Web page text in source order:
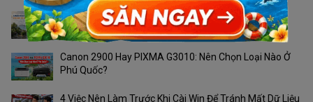
Camera Ngoài Trời Nào Phù Hợp Với Thời Tiết Phú
Quốc?
Canon 2900 Hay PIXMA G3010: Nên Chọn Loại Nào Ở
Phú Quốc?
4 Việc Nên Làm Trước Khi Cài Win Để Tránh Mất Dữ Liệu